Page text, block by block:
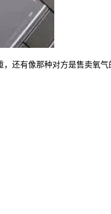
还有像那种对方是售卖氧